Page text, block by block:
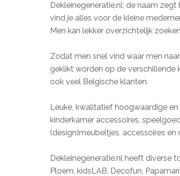
Dekleinegeneratie.nl; de naam zegt
vind je alles voor de kleine
Men kan lekker overzichtelijk
Zodat men snel vind waar men
geklikt worden op de verschillende
ook veel Belgische klanten.
Leuke, kwalitatief hoogwaardige
kinderkamer accessoires,
(design)meubeltjes, accessoires en
Dekleinegeneratie.nl heeft diverse
Ploem, kidsLAB, Decofun,